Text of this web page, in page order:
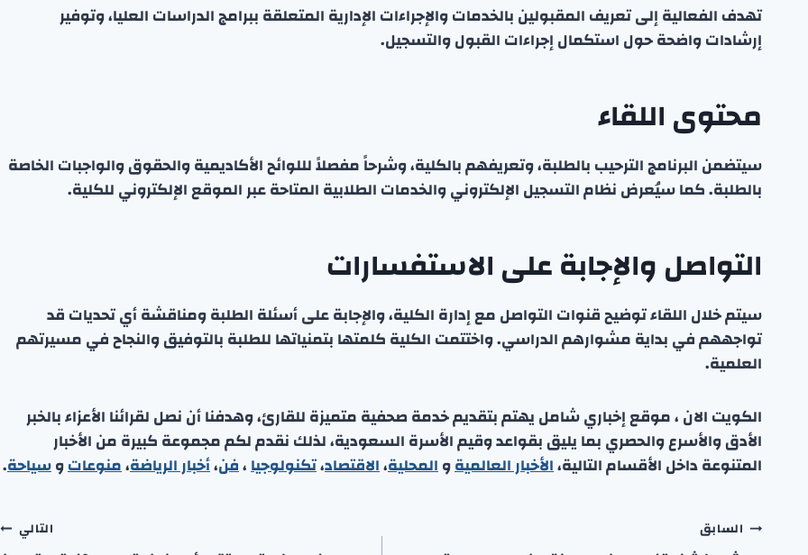
تهدف الفعالية إلى تعريف المقبولين بالخدمات والإجراءات الإدارية المتعلقة ببرامج الدراسات العليا، وتوفير
إرشادات واضحة حول استكمال إجراءات القبول والتسجيل.
محتوى اللقاء
سيتضمن البرنامج الترحيب بالطلبة، وتعريفهم بالكلية، وشرحاً مفصلاً لللوائح الأكاديمية والحقوق والواجبات الخاصة
بالطلبة. كما سيُعرض نظام التسجيل الإلكتروني والخدمات الطلابية المتاحة عبر الموقع الإلكتروني للكلية.
التواصل والإجابة على الاستفسارات
سيتم خلال اللقاء توضيح قنوات التواصل مع إدارة الكلية، والإجابة على أسئلة الطلبة ومناقشة أي تحديات قد
تواجههم في بداية مشوارهم الدراسي. واختتمت الكلية كلمتها بتمنياتها للطلبة بالتوفيق والنجاح في مسيرتهم
العلمية.
الكويت الان ، موقع إخباري شامل يهتم بتقديم خدمة صحفية متميزة للقارئ، وهدفنا أن نصل لقرائنا الأعزاء بالخبر
الأدق والأسرع والحصري بما يليق بقواعد وقيم الأسرة السعودية، لذلك نقدم لكم مجموعة كبيرة من الأخبار
المتنوعة داخل الأقسام التالية،الأخبار العالميةوالمحلية،الاقتصاد،تكنولوجيا،فن،أخبار الرياضة،منوعاتوسياحة.
تصفّح
السابق التالي